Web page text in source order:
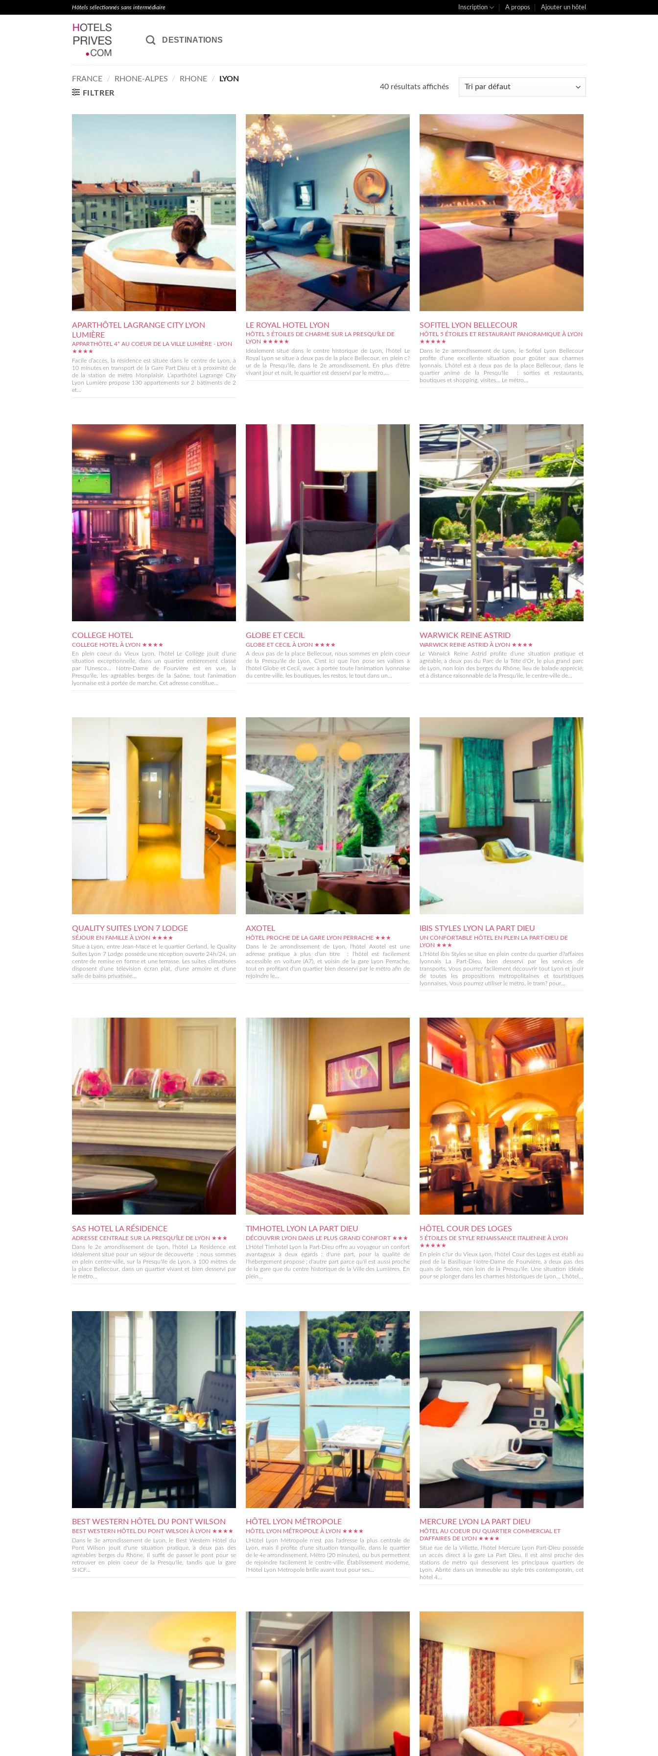
Hôtels sélectionnés sans intermédiaire Inscription A propos Ajouter un hôtel
DESTINATIONS
FRANCE / RHONE-ALPES / RHONE /
LYON
FILTRER
40 résultats affichés
APARTHÔTEL LAGRANGE CITY LYON
LUMIÈRE
APPARTHÔTEL 4* AU COEUR DE LA VILLE LUMIÈRE - LYON
★★★★
Facile d’accès, la résidence est située dans le centre de Lyon, à
10 minutes en transport de la Gare Part Dieu et à proximité de
de la station de métro Monplaisir. L’aparthôtel Lagrange City
Lyon Lumière propose 130 appartements sur 2 bâtiments de 2
et...
LE ROYAL HOTEL LYON
HÔTEL 5 ÉTOILES DE CHARME SUR LA PRESQU'ÎLE DE
LYON ★★★★★
Idéalement situé dans le centre historique de Lyon, l'hôtel Le
Royal Lyon se situe à deux pas de la place Bellecour, en plein c?
ur de la Presqu'île, dans le 2e arrondissement. En plus d'être
vivant jour et nuit, le quartier est desservi par le métro,...
SOFITEL LYON BELLECOUR
HÔTEL 5 ÉTOILES ET RESTAURANT PANORAMIQUE À LYON
★★★★★
Dans le 2e arrondissement de Lyon, le Sofitel Lyon Bellecour
profite d'une excellente situation pour goûter aux charmes
lyonnais. L'hôtel est à deux pas de la place Bellecour, dans le
quartier animé de la Presqu'île : sorties et restaurants,
boutiques et shopping, visites... Le métro...
COLLEGE HOTEL
COLLEGE HOTEL À LYON ★★★★
En plein coeur du Vieux Lyon, l'hôtel Le Collège jouit d'une
situation exceptionnelle, dans un quartier entièrement classé
par l'Unesco... Notre-Dame de Fourvière est en vue, la
Presqu'île, les agréables berges de la Saône, tout l'animation
lyonnaise est à portée de marche. Cet adresse constitue...
GLOBE ET CECIL
GLOBE ET CECIL À LYON ★★★★
A deux pas de la place Bellecour, nous sommes en plein coeur
de la Presqu'île de Lyon. C'est ici que l'on pose ses valises à
l'hôtel Globe et Cecil, avec à portée toute l'animation lyonnaise
du centre-ville, les boutiques, les restos, le tout dans un...
WARWICK REINE ASTRID
WARWICK REINE ASTRID À LYON ★★★★
Le Warwick Reine Astrid profite d'une situation pratique et
agréable, à deux pas du Parc de la Tête d'Or, le plus grand parc
de Lyon, non loin des berges du Rhône, lieu de balade apprécié,
et à distance raisonnable de la Presqu'île, le centre-ville de...
QUALITY SUITES LYON 7 LODGE
SÉJOUR EN FAMILLE À LYON ★★★★
Situé à Lyon, entre Jean-Macé et le quartier Gerland, le Quality
Suites Lyon 7 Lodge possède une réception ouverte 24h/24, un
centre de remise en forme et une terrasse. Les suites climatisées
disposent d'une télévision écran plat, d'une armoire et d'une
salle de bains privatisée...
AXOTEL
HÔTEL PROCHE DE LA GARE LYON PERRACHE ★★★
Dans le 2e arrondissement de Lyon, l'hôtel Axotel est une
adresse pratique à plus d'un titre : l'hôtel est facilement
accessible en voiture (A7), et voisin de la gare Lyon Perrache,
tout en profitant d'un quartier bien desservi par le métro afin de
rejoindre le...
IBIS STYLES LYON LA PART DIEU
UN CONFORTABLE HÔTEL EN PLEIN LA PART-DIEU DE
LYON ★★★
L?Hôtel Ibis Styles se situe en plein centre du quartier d?affaires
lyonnais La Part-Dieu, bien desservi par les services de
transports. Vous pourrez facilement découvrir tout Lyon et jouir
de toutes les propositions métropolitaines et touristiques
lyonnaises. Vous pourrez utiliser le métro, le tram? pour...
SAS HOTEL LA RÉSIDENCE
ADRESSE CENTRALE SUR LA PRESQU'ÎLE DE LYON ★★★
Dans le 2e arrondissement de Lyon, l'hôtel La Résidence est
idéalement situé pour un séjour de découverte : nous sommes
en plein centre-ville, sur la Presqu'île de Lyon, à 100 mètres de
la place Bellecour, dans un quartier vivant et bien desservi par
le métro...
TIMHOTEL LYON LA PART DIEU
DÉCOUVRIR LYON DANS LE PLUS GRAND CONFORT ★★★
L'Hôtel Timhotel Lyon la Part-Dieu offre au voyageur un confort
avantageux à deux égards : d'une part, pour la qualité de
l'hébergement proposé ; d'autre part parce qu'il est aussi proche
de la gare que du centre historique de la Ville des Lumières. En
plein...
HÔTEL COUR DES LOGES
5 ÉTOILES DE STYLE RENAISSANCE ITALIENNE À LYON
★★★★★
En plein c?ur du Vieux Lyon, l'hôtel Cour des Loges est établi au
pied de la Basilique Notre-Dame de Fourvière, à deux pas des
quais de Saône, non loin de la Presqu'île. Une situation idéale
pour se plonger dans les charmes historiques de Lyon... L'hôtel...
BEST WESTERN HÔTEL DU PONT WILSON
BEST WESTERN HÔTEL DU PONT WILSON À LYON ★★★★
Dans le 3e arrondissement de Lyon, le Best Western Hôtel du
Pont Wilson jouit d'une situation pratique, à deux pas des
agréables berges du Rhône. Il suffit de passer le pont pour se
retrouver en plein coeur de la Presqu'île, tandis que la gare
SNCF...
HÔTEL LYON MÉTROPOLE
HÔTEL LYON MÉTROPOLE À LYON ★★★★
L'Hôtel Lyon Métropole n'est pas l'adresse la plus centrale de
Lyon, mais il profite d'une situation tranquille, dans le quartier
de le 4e arrondissement. Métro (20 minutes), ou bus permettent
de rejoindre facilement le centre-ville. Établissement moderne,
l'Hôtel Lyon Métropole brille avant tout pour ses...
MERCURE LYON LA PART DIEU
HÔTEL AU COEUR DU QUARTIER COMMERCIAL ET
D'AFFAIRES DE LYON ★★★★
Situé rue de la Villette, l'hôtel Mercure Lyon Part-Dieu possède
un accès direct à la gare La Part Dieu. Il est ainsi proche des
stations de métro qui desservent les principaux quartiers de
Lyon. Abrité dans un immeuble au style très contemporain, cet
hôtel 4...